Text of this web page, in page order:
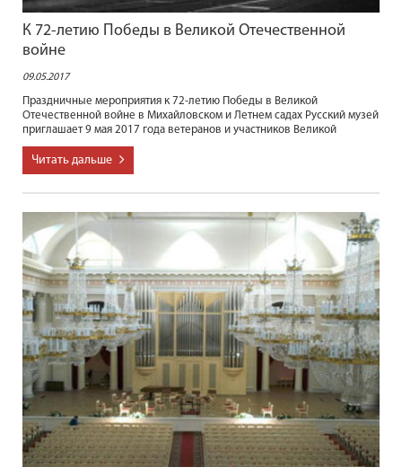
К 72-летию Победы в Великой Отечественной
войне
09.05.2017
Праздничные мероприятия к 72-летию Победы в Великой
Отечественной войне в Михайловском и Летнем садах Русский музей
приглашает 9 мая 2017 года ветеранов и участников Великой
Читать дальше